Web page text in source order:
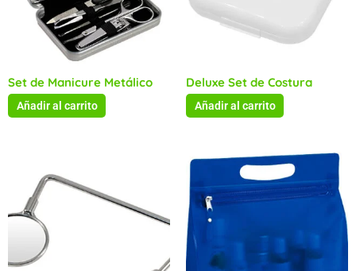
Set de Manicure Metálico
Añadir al carrito
Deluxe Set de Costura
Añadir al carrito